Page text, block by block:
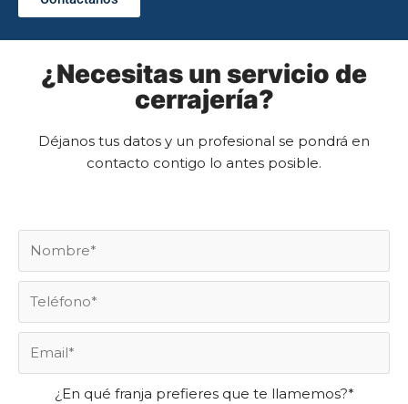
¿Necesitas un servicio de
cerrajería?
Déjanos tus datos y un profesional se pondrá en
contacto contigo lo antes posible.
¿En qué franja prefieres que te llamemos?*